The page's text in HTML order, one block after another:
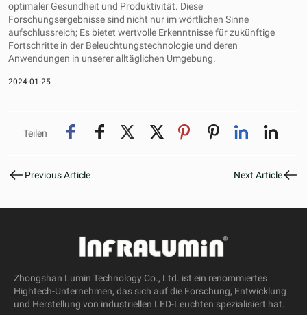
optimaler Gesundheit und Produktivität. Diese
Forschungsergebnisse sind nicht nur im wörtlichen Sinne
aufschlussreich; Es bietet wertvolle Erkenntnisse für zukünftige
Fortschritte in der Beleuchtungstechnologie und deren
Anwendungen in unserer alltäglichen Umgebung.
2024-01-25
Teilen
Previous Article Next Article
Zhongshan Lumin Technology Co., Ltd. ist ein renommiertes
Hightech-Unternehmen, das sich auf die Forschung, Entwicklung
und Herstellung von industriellen LED-Leuchten spezialisiert hat.